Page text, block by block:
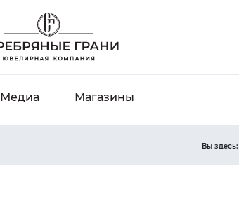
Медиа Магазины
Вы здесь: